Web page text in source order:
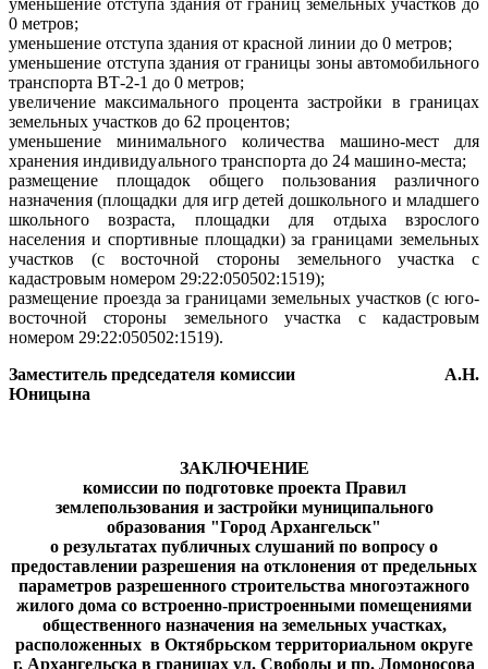
уменьшение отступа здания от границ земельных участков до
0 метров;
уменьшение отступа здания от красной линии до 0 метров;
уменьшение отступа здания от границы зоны автомобильного
транспорта ВТ-2-1 до 0 метров;
увеличение максимального процента застройки в границах
земельных участков до 62 процентов;
уменьшение минимального количества машино-мест для
хранения индивидуального транспорта до 24 машино-места;
размещение площадок общего пользования различного
назначения (площадки для игр детей дошкольного и младшего
школьного возраста, площадки для отдыха взрослого
населения и спортивные площадки)за границами земельных
участков (с восточной стороны земельного участка с
кадастровым номером 29:22:050502:1519);
размещение проезда за границами земельных участков (с юго-
восточной стороны земельного участка с кадастровым
номером 29:22:050502:1519).
Заместитель председателя комиссии
А.Н.
Юницына
ЗАКЛЮЧЕНИЕ
комиссии по подготовке проекта Правил
землепользования и застройки муниципального
образования "Город Архангельск"
о результатах публичных слушаний по вопросу о
предоставлении разрешения на отклонения от предельных
параметров разрешенного строительства многоэтажного
жилого дома со встроенно-пристроенными помещениями
общественного назначения на земельных участках,
расположенных в Октябрьском территориальном округе
г. Архангельска в границах ул. Свободы и пр. Ломоносова